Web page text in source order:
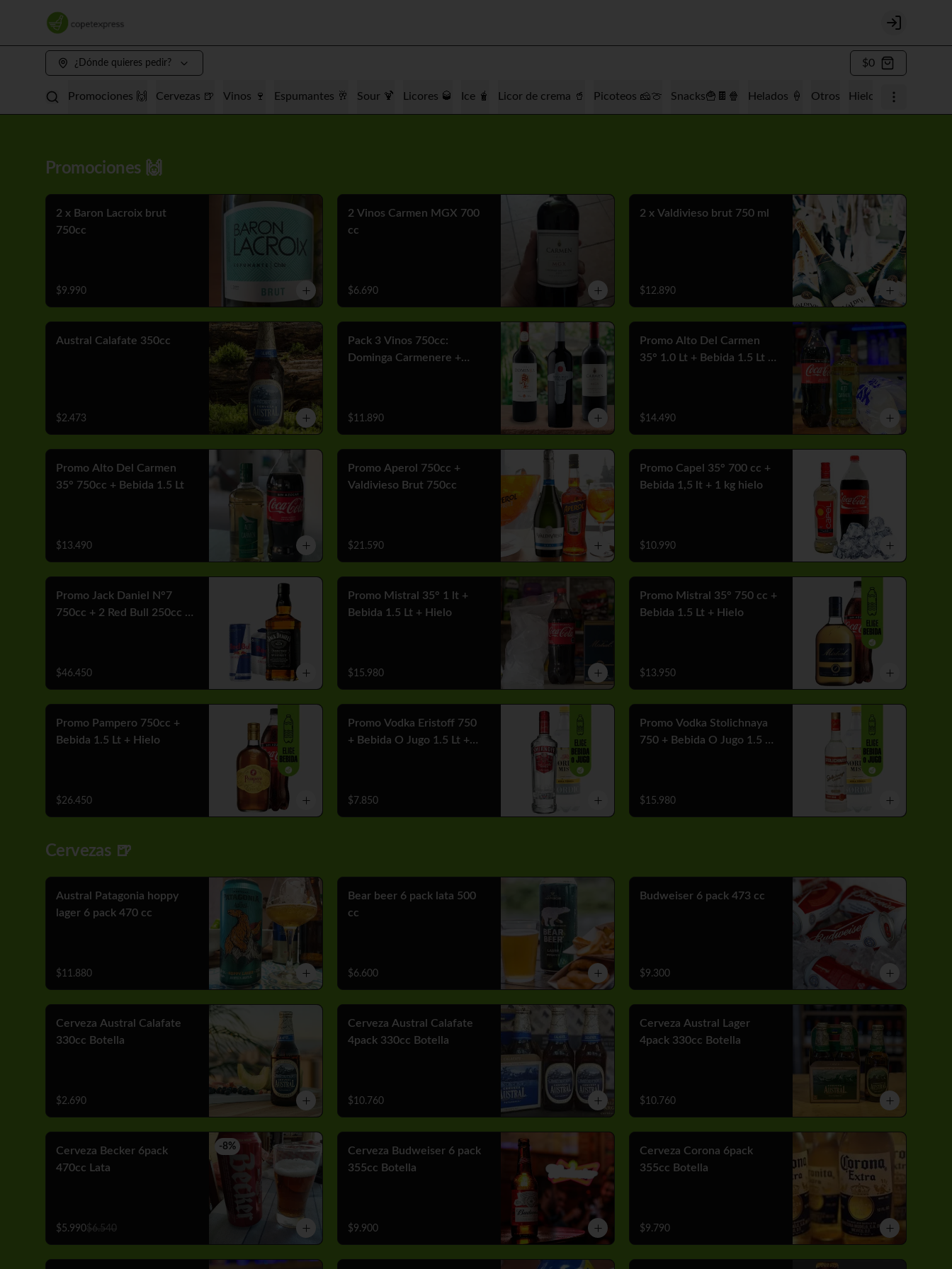
Login
¿Dónde quieres pedir? $0
Promociones 🙌 Cervezas 🍺 Vinos 🍷 Espumantes 🥂 Sour 🍹 Licores 🥃 Ice 🧋 Licor de crema 🥤 Picoteos 🧀🍈 Snacks🍟🍫🍿 Helados 🍦 Otros Hielo 🧊
Promociones 🙌
2 x Baron Lacroix brut
750cc
$9.990
2 Vinos Carmen MGX 700
cc
$6.690
2 x Valdivieso brut 750 ml
$12.890
Austral Calafate 350cc
$2.473
Pack 3 Vinos 750cc:
Dominga Carmenere +
$11.890
Promo Alto Del Carmen
35° 1.0 Lt + Bebida 1.5 Lt +
$14.490
Promo Alto Del Carmen
35° 750cc + Bebida 1.5 Lt
$13.490
Promo Aperol 750cc +
Valdivieso Brut 750cc
$21.590
Promo Capel 35° 700 cc +
Bebida 1,5 lt + 1 kg hielo
$10.990
Promo Jack Daniel N°7
750cc + 2 Red Bull 250cc +
$46.450
Promo Mistral 35° 1 lt +
Bebida 1.5 Lt + Hielo
$15.980
Promo Mistral 35° 750 cc +
Bebida 1.5 Lt + Hielo
$13.950
Promo Pampero 750cc +
Bebida 1.5 Lt + Hielo
$26.450
Promo Vodka Eristoff 750
+ Bebida O Jugo 1.5 Lt +
$7.850
Promo Vodka Stolichnaya
750 + Bebida O Jugo 1.5 Lt
$15.980
Cervezas 🍺
Austral Patagonia hoppy
lager 6 pack 470 cc
$11.880
Bear beer 6 pack lata 500
cc
$6.600
Budweiser 6 pack 473 cc
$9.300
Cerveza Austral Calafate
330cc Botella
$2.690
Cerveza Austral Calafate
4pack 330cc Botella
$10.760
Cerveza Austral Lager
4pack 330cc Botella
$10.760
-8%
Cerveza Becker 6pack
470cc Lata
$5.990$6.540
Cerveza Budweiser 6 pack
355cc Botella
$9.900
Cerveza Corona 6pack
355cc Botella
$9.790